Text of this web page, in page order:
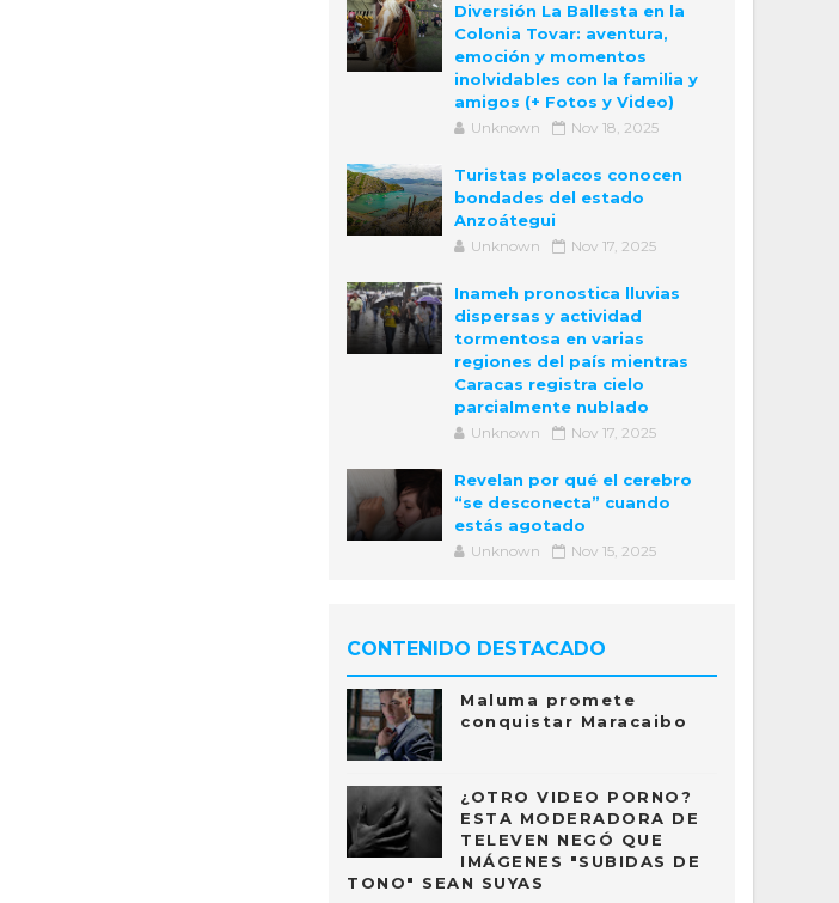
Diversión La Ballesta en la
Colonia Tovar: aventura,
emoción y momentos
inolvidables con la familia y
amigos (+ Fotos y Video)
Unknown Nov 18, 2025
Turistas polacos conocen
bondades del estado
Anzoátegui
Unknown Nov 17, 2025
Inameh pronostica lluvias
dispersas y actividad
tormentosa en varias
regiones del país mientras
Caracas registra cielo
parcialmente nublado
Unknown Nov 17, 2025
Revelan por qué el cerebro
“se desconecta” cuando
estás agotado
Unknown Nov 15, 2025
CONTENIDO DESTACADO
Maluma promete
conquistar Maracaibo
¿OTRO VIDEO PORNO?
ESTA MODERADORA DE
TELEVEN NEGÓ QUE
IMÁGENES "SUBIDAS DE
TONO" SEAN SUYAS